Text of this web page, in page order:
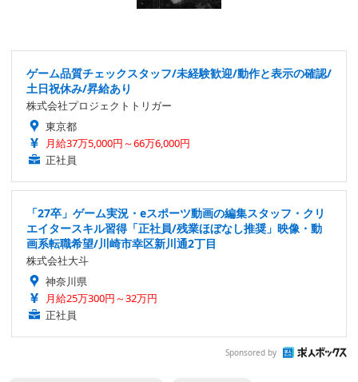
ゲーム品質チェックスタッフ/未経験歓迎/動作と表示の確認/
土日祝休み/昇給あり
株式会社プロジェクトトリガー
東京都
月給37万5,000円～66万6,000円
正社員
「27卒」ゲーム実況・eスポーツ動画の編集スタッフ・クリ
エイタースキル習得「正社員/残業ほぼなし推奨」映像・動
画系転職希望/川崎市幸区新川通2丁目
株式会社大斗
神奈川県
月給25万300円～32万円
正社員
Sponsored by